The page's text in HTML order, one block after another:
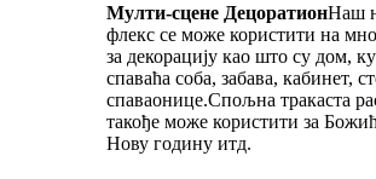
Мулти-сцене ДецоратионНаш
флекс се може користити на
за декорацију као што су дом,
спаваћа соба, забава, кабинет,
спаваонице.Спољна тракаста
такође може користити за
Нову годину итд.